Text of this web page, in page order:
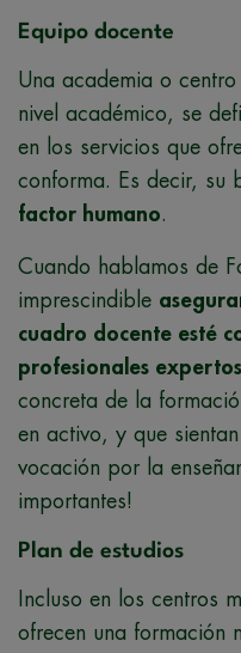
Equipo docente
Una academia o
nivel académico, se
en los servicios que
conforma. Es decir, su
factor humano.
Cuando hablamos de
imprescindible
cuadro docente esté
profesionales expertos
concreta de la
en activo, y que
vocación por la
importantes!
Plan de estudios
Incluso en los centros
ofrecen una formación